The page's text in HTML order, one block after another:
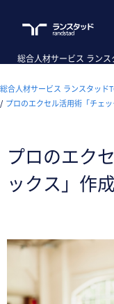
総合人材サービス ランス
総合人材サービス ランスタッド
プロのエクセル活用術「チェ
プロのエク
ックス」作